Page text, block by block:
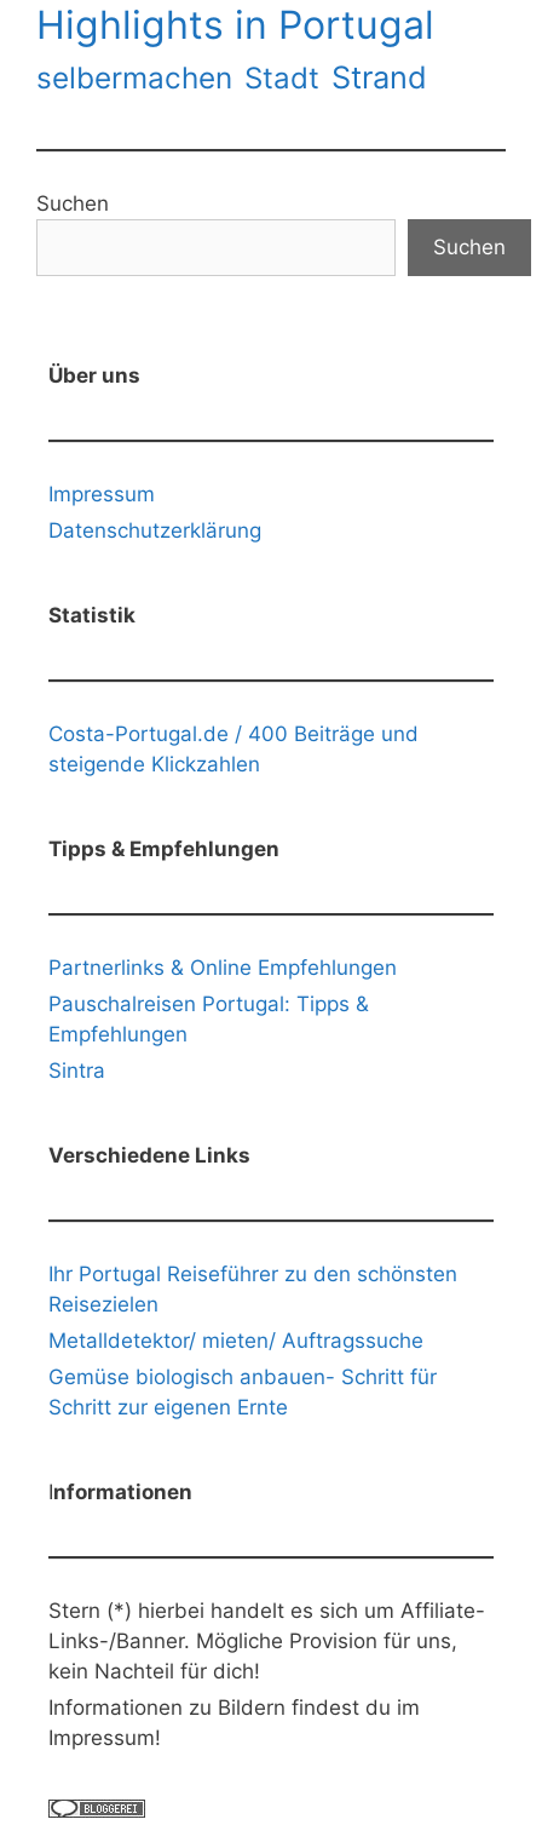
Highlights in Portugal
selbermachen Stadt Strand
Suchen
Suchen
Über uns
Impressum
Datenschutzerklärung
Statistik
Costa-Portugal.de / 400 Beiträge und
steigende Klickzahlen
Tipps & Empfehlungen
Partnerlinks & Online Empfehlungen
Pauschalreisen Portugal: Tipps &
Empfehlungen
Sintra
Verschiedene Links
Ihr Portugal Reiseführer zu den schönsten
Reisezielen
Metalldetektor/ mieten/ Auftragssuche
Gemüse biologisch anbauen- Schritt für
Schritt zur eigenen Ernte
Informationen
Stern (*) hierbei handelt es sich um Affiliate-
Links-/Banner. Mögliche Provision für uns,
kein Nachteil für dich!
Informationen zu Bildern findest du im
Impressum!